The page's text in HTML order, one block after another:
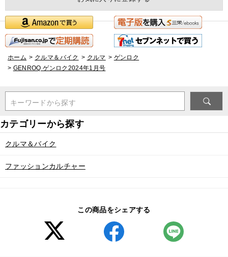
ホーム > クルマ＆バイク > クルマ > ゲンロク
> GENROQ ゲンロク2024年1月号
キーワードから探す
クルマ＆バイク
ファッションカルチャー
この商品をシェアする